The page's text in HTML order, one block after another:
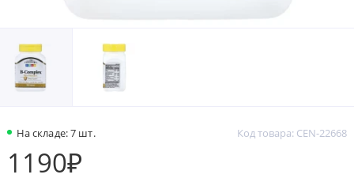
На складе: 7 шт. Код товара: CEN-22668
1190₽